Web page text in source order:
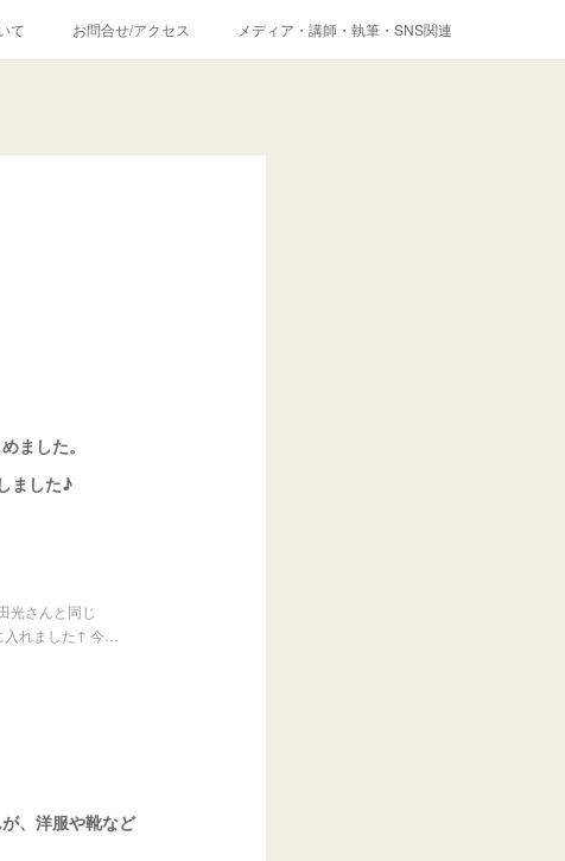
て お問合せ/アクセス メディア・講師・執筆・SNS関連
ました。
ました♪
光さんと同じ
れました↑ 今…
、洋服や靴など